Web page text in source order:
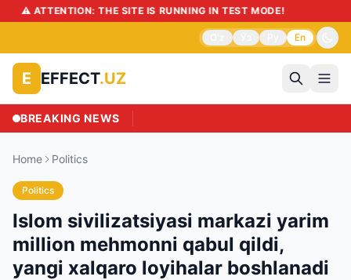
⚠️ ATTENTION: THE SITE IS RUNNING IN TEST MODE!
En
E EFFECT.UZ
BREAKING NEWS
Home Politics
Politics
Islom sivilizatsiyasi markazi yarim
million mehmonni qabul qildi,
yangi xalqaro loyihalar boshlanadi